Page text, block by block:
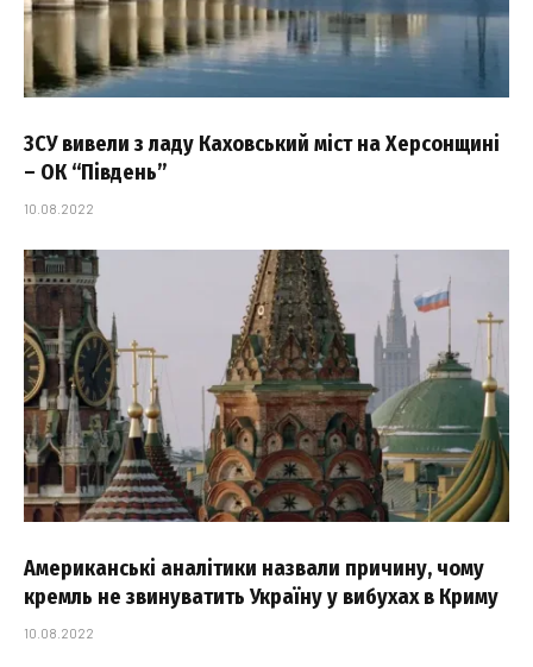
ЗСУ вивели з ладу Каховський міст на Херсонщині
– ОК “Південь”
10.08.2022
Американські аналітики назвали причину, чому
кремль не звинуватить Україну у вибухах в Криму
10.08.2022